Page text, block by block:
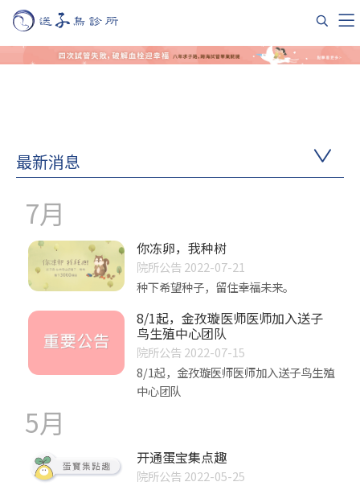
最新消息
7月
你冻卵，我种树
院所公告 2022-07-21
种下希望种子，留住幸福未来。
8/1起，金孜璇医师医师加入送子
鸟生殖中心团队
院所公告 2022-07-15
8/1起，金孜璇医师医师加入送子鸟生殖
中心团队
5月
开通蛋宝集点趣
院所公告 2022-05-25